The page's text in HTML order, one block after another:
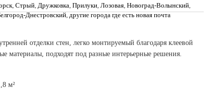
, Стрый, Дружковка, Прилуки, Лозовая, Новоград-Волынский,
Днестровский, другие города где есть новая почта
отделки стен, легко монтируемый благодаря клеевой
материалы, подходят под разные интерьерные решения.
м²